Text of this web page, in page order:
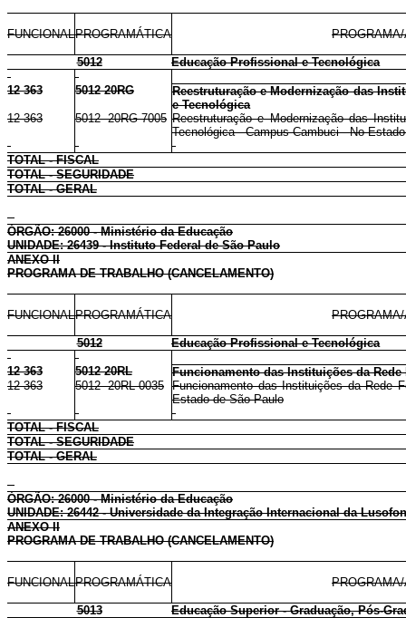
FUNCIONALPROGRAMÁTICA
5012 Educação Profissional e Tecnológica
12 363 5012 20RG
Reestruturação e Modernização das
e Tecnológica
12 363
5012 20RG 7005 Reestruturação e Modernização das
Tecnológica - Campus Cambuci - No
TOTAL - FISCAL
TOTAL - SEGURIDADE
TOTAL - GERAL
ÓRGÃO: 26000 - Ministério da Educação
UNIDADE: 26439 - Instituto Federal de São Paulo
ANEXO II
PROGRAMA DE TRABALHO (CANCELAMENTO)
FUNCIONALPROGRAMÁTICA
5012 Educação Profissional e Tecnológica
12 363 5012 20RL
Funcionamento das Instituições da
12 363
5012 20RL 0035 Funcionamento das Instituições da Rede
Estado de São Paulo
TOTAL - FISCAL
TOTAL - SEGURIDADE
TOTAL - GERAL
ÓRGÃO: 26000 - Ministério da Educação
UNIDADE: 26442 - Universidade da Integração Internacional da
ANEXO II
PROGRAMA DE TRABALHO (CANCELAMENTO)
FUNCIONALPROGRAMÁTICA
5013 Educação Superior - Graduação, Pós-